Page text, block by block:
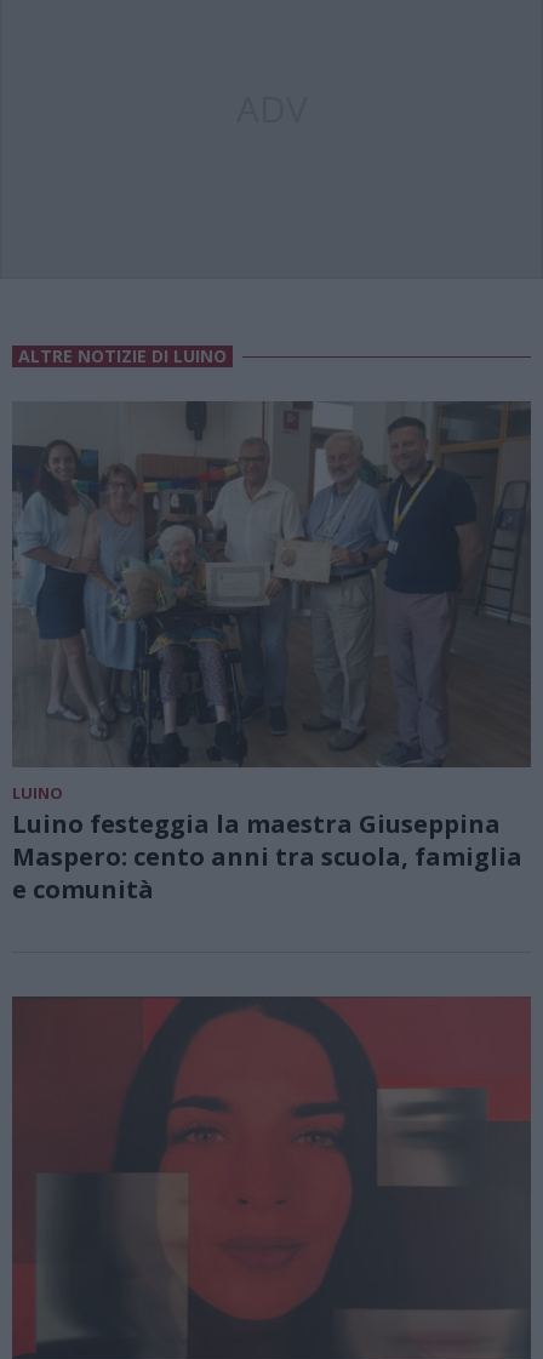
ALTRE NOTIZIE DI LUINO
LUINO
Luino festeggia la maestra Giuseppina
Maspero: cento anni tra scuola, famiglia
e comunità